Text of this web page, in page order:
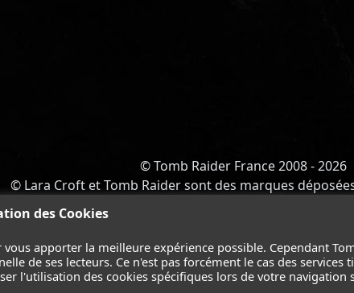
des Cookies
apporter la meilleure expérience possible. Cependant
de ses lecteurs. Ce n'est pas forcément le cas des services
l'utilisation des cookies spécifiques lors de votre navigation
© Tomb Raider France 2008 - 2026
© Lara Croft et Tomb Raider sont des marques
- LEGACY OF ATLANTIS